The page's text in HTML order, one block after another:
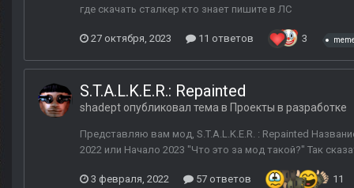
где скачать сталкер кто знает пишите в ЛС
27 октября, 2023 11 ответов 3
S.T.A.L.K.E.R.: Repainted
shadept опубликовал тема в Проекты в разработке
Представляю вам мод, S.T.A.L.K.E.R. : Repainted
2022 или Начало 2023 "Что это за мод такой?" Так
3 февраля, 2022 57 ответов 11